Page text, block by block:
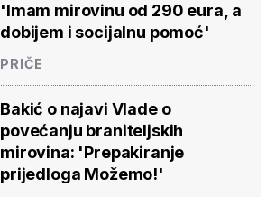
'Imam mirovinu od 290 eura, a
dobijem i socijalnu pomoć'
PRIČE
Bakić o najavi Vlade o
povećanju braniteljskih
mirovina: 'Prepakiranje
prijedloga Možemo!'